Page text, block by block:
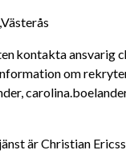
kontakta ansvarig
om
är Christian